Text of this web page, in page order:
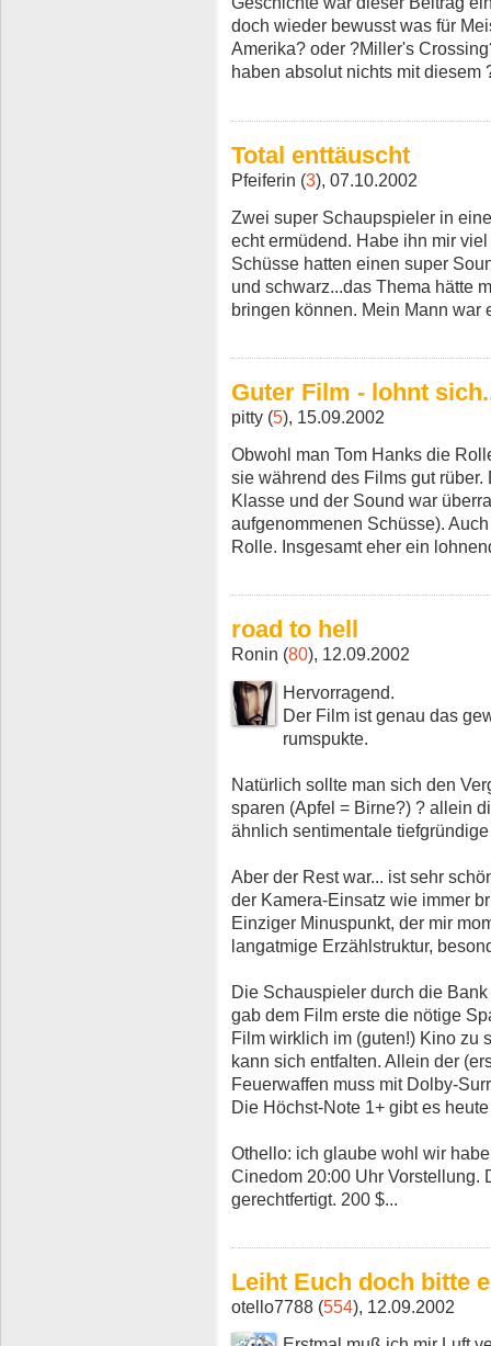
doch wieder bewusst was für
Amerika? oder ?Miller's
haben absolut nichts mit diesem
Total enttäuscht
Pfeiferin (3), 07.10.2002
Zwei super Schaupspieler in
echt ermüdend. Habe ihn mir
Schüsse hatten einen super
und schwarz...das Thema hätte
bringen können. Mein Mann war
Guter Film - lohnt
pitty (5), 15.09.2002
Obwohl man Tom Hanks die
sie während des Films gut
Klasse und der Sound war
aufgenommenen Schüsse).
Rolle. Insgesamt eher ein
road to hell
Ronin (80), 12.09.2002
Hervorragend.
Der Film ist genau das
rumspukte.
Natürlich sollte man sich den
sparen (Apfel = Birne?) ? allein
ähnlich sentimentale
Aber der Rest war... ist sehr
der Kamera-Einsatz wie immer
Einziger Minuspunkt, der mir
langatmige Erzählstruktur,
Die Schauspieler durch die
gab dem Film erste die nötige
Film wirklich im (guten!) Kino zu
kann sich entfalten. Allein der
Feuerwaffen muss mit Dolby-
Die Höchst-Note 1+ gibt es
Othello: ich glaube wohl wir
Cinedom 20:00 Uhr Vorstellung.
gerechtfertigt. 200 $...
Leiht Euch doch bitte
otello7788 (554), 12.09.2002